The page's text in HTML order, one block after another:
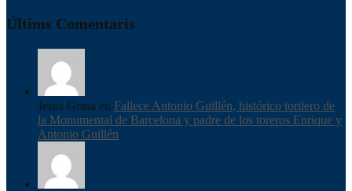
Últims Comentaris
Jesus Grasa en Fallece Antonio Guillén, histórico torilero de
la Monumental de Barcelona y padre de los toreros Enrique y
Antonio Guillén